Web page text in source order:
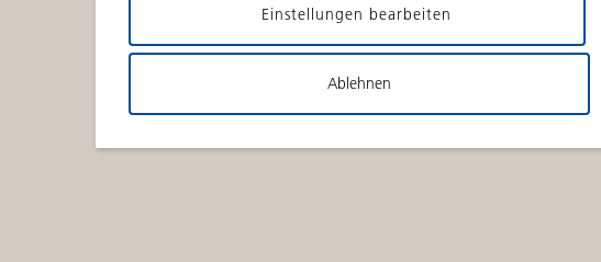
DBAG ECF I
Einstellungen bearbeiten
Ablehnen